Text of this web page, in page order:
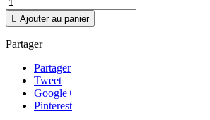
 Ajouter au panier
Partager
Partager
Tweet
Google+
Pinterest